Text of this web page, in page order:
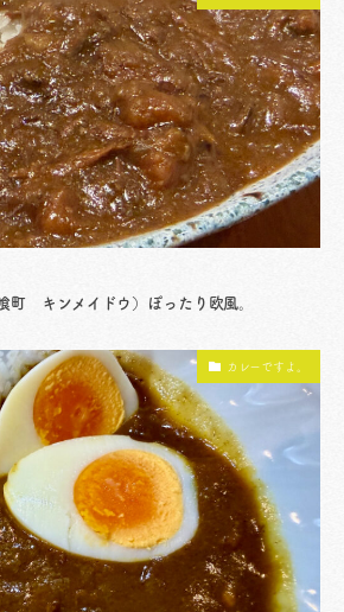
町 キンメイドウ）ぽったり欧風。
カレーですよ。